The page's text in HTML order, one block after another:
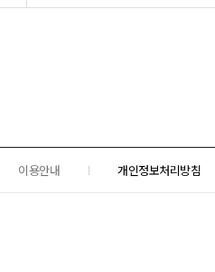
이용안내 개인정보처리방침